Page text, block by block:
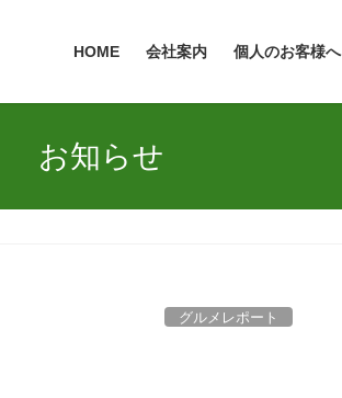
HOME 会社案内 個人のお客様へ
お知らせ
グルメレポート